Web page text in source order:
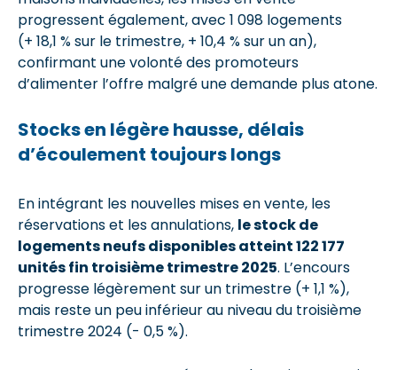
progressent également, avec 1 098 logements
(+ 18,1 % sur le trimestre, + 10,4 % sur un an),
confirmant une volonté des promoteurs
d’alimenter l’offre malgré une demande plus atone.
Stocks en légère hausse, délais
d’écoulement toujours longs
En intégrant les nouvelles mises en vente, les
réservations et les annulations, le stock de
logements neufs disponibles atteint 122 177
unités fin troisième trimestre 2025. L’encours
progresse légèrement sur un trimestre (+ 1,1 %),
mais reste un peu inférieur au niveau du troisième
trimestre 2024 (- 0,5 %).